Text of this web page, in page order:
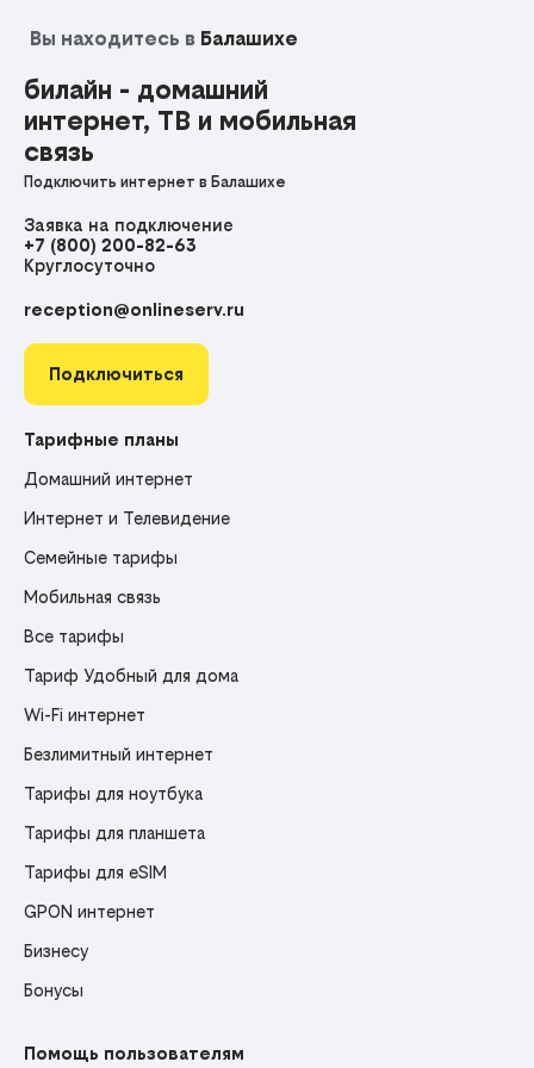
Вы находитесь в Балашихе
билайн - домашний
интернет, ТВ и мобильная
связь
Подключить интернет в Балашихе
Заявка на подключение
+7 (800) 200-82-63
Круглосуточно
reception@onlineserv.ru
Подключиться
Тарифные планы
Домашний интернет
Интернет и Телевидение
Семейные тарифы
Мобильная связь
Все тарифы
Тариф Удобный для дома
Wi-Fi интернет
Безлимитный интернет
Тарифы для ноутбука
Тарифы для планшета
Тарифы для eSIM
GPON интернет
Бизнесу
Бонусы
Помощь пользователям